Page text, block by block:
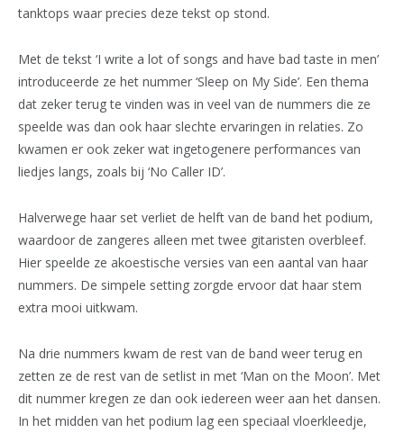
tanktops waar precies deze tekst op stond.
Met de tekst ‘I write a lot of songs and have bad taste in men’
introduceerde ze het nummer ‘Sleep on My Side’. Een thema
dat zeker terug te vinden was in veel van de nummers die ze
speelde was dan ook haar slechte ervaringen in relaties. Zo
kwamen er ook zeker wat ingetogenere performances van
liedjes langs, zoals bij ‘No Caller ID’.
Halverwege haar set verliet de helft van de band het podium,
waardoor de zangeres alleen met twee gitaristen overbleef.
Hier speelde ze akoestische versies van een aantal van haar
nummers. De simpele setting zorgde ervoor dat haar stem
extra mooi uitkwam.
Na drie nummers kwam de rest van de band weer terug en
zetten ze de rest van de setlist in met ‘Man on the Moon’. Met
dit nummer kregen ze dan ook iedereen weer aan het dansen.
In het midden van het podium lag een speciaal vloerkleedje,